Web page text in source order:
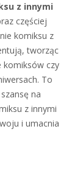
z innymi
częściej
komiksu z
tworząc
komiksów czy
To
na
z innymi
i umacnia